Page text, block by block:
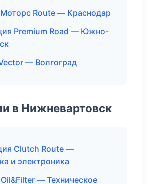
Моторс Route — Краснодар
Premium Road — Южно-
— Волгоград
в Нижневартовск
Clutch Route —
и электроника
— Техническое